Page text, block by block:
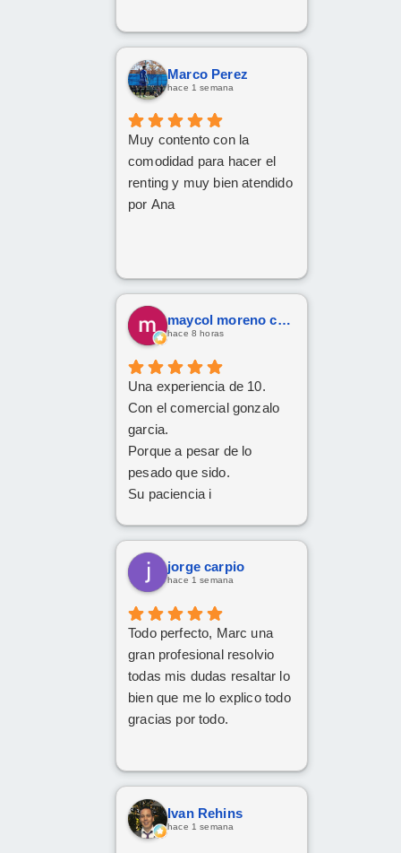
Marco Perez
hace 1 semana
Muy contento con la
comodidad para hacer el
renting y muy bien atendido
por Ana
maycol moreno cuervo
hace 8 horas
Una experiencia de 10.
Con el comercial gonzalo
garcia.
Porque a pesar de lo
pesado que sido.
Su paciencia i
Han cumplido el sueño de
mi familia
De tener el coche deseado.
cordial
Da gusto comunicarse con
personas asi.
jorge carpio
hace 1 semana
Todo perfecto, Marc una
gran profesional resolvio
todas mis dudas resaltar lo
bien que me lo explico todo
gracias por todo.
Ivan Rehins
hace 1 semana